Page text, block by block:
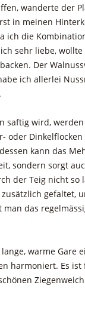
wanderte der
in meinen
ich die
sehr liebe,
Der
ich allerlei
saftig wird,
oder
kann das
sondern sorgt
der Teig nicht so
gefaltet,
das
warme Gare
harmoniert. Es